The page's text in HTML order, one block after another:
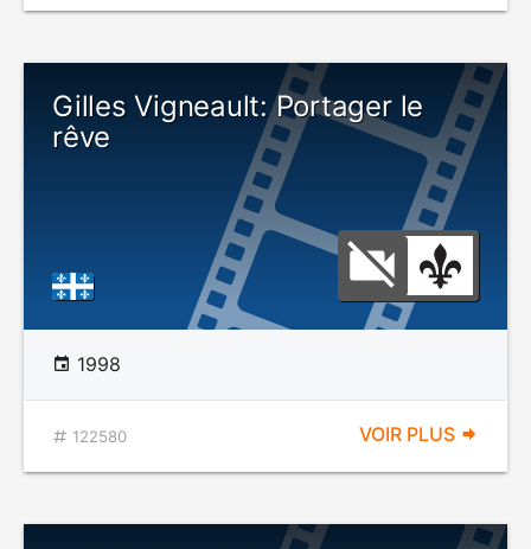
Gilles Vigneault: Portager le
rêve
1998
122580 VOIR PLUS